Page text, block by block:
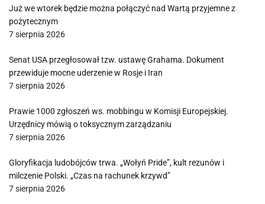
Już we wtorek będzie można połączyć nad Wartą przyjemne z
pożytecznym
7 sierpnia 2026
Senat USA przegłosował tzw. ustawę Grahama. Dokument
przewiduje mocne uderzenie w Rosje i Iran
7 sierpnia 2026
Prawie 1000 zgłoszeń ws. mobbingu w Komisji Europejskiej.
Urzędnicy mówią o toksycznym zarządzaniu
7 sierpnia 2026
Gloryfikacja ludobójców trwa. „Wołyń Pride”, kult rezunów i
milczenie Polski. „Czas na rachunek krzywd”
7 sierpnia 2026